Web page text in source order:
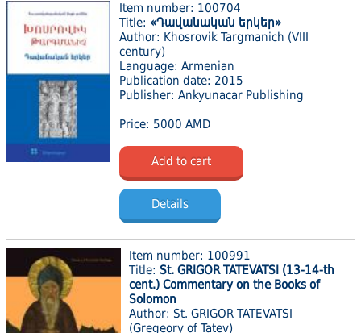
Item number: 100704
Title: «Դավանական երկեր»
Author: Khosrovik Targmanich (VIII
century)
Language: Armenian
Publication date: 2015
Publisher: Ankyunacar Publishing
Price: 5000 AMD
Add to cart
Details
Item number: 100991
Title: St. GRIGOR TATEVATSI (13-14-th
cent.) Commentary on the Books of
Solomon
Author: St. GRIGOR TATEVATSI
(Gregeory of Tatev)